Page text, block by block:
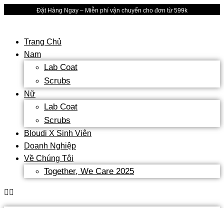
Đặt Hàng Ngay – Miễn phí vận chuyển cho đơn từ 599k
Trang Chủ
Nam
Lab Coat
Scrubs
Nữ
Lab Coat
Scrubs
Bloudi X Sinh Viên
Doanh Nghiệp
Về Chúng Tôi
Together, We Care 2025